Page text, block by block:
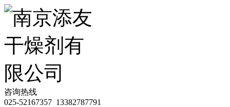
咨询热线
025-52167357 13382787791